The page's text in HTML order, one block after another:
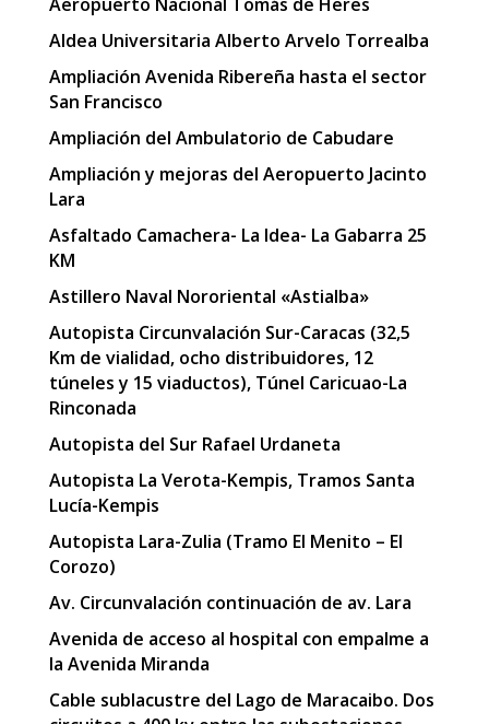
Aldea Universitaria Alberto Arvelo Torrealba
Ampliación Avenida Ribereña hasta el sector
San Francisco
Ampliación del Ambulatorio de Cabudare
Ampliación y mejoras del Aeropuerto Jacinto
Lara
Asfaltado Camachera- La Idea- La Gabarra 25
KM
Astillero Naval Nororiental «Astialba»
Autopista Circunvalación Sur-Caracas (32,5
Km de vialidad, ocho distribuidores, 12
túneles y 15 viaductos), Túnel Caricuao-La
Rinconada
Autopista del Sur Rafael Urdaneta
Autopista La Verota-Kempis, Tramos Santa
Lucía-Kempis
Autopista Lara-Zulia (Tramo El Menito – El
Corozo)
Av. Circunvalación continuación de av. Lara
Avenida de acceso al hospital con empalme a
la Avenida Miranda
Cable sublacustre del Lago de Maracaibo. Dos